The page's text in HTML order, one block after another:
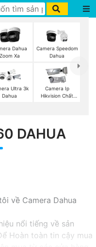
Dahua
Zoom Xa
Camera Speedom
Dahua
Ultra 3k
Dahua
Camera Ip
Hikvision Chất
DAHUA
về Camera Dahua
nổi tiếng về sản
Hoàn toàn tin cậy mua